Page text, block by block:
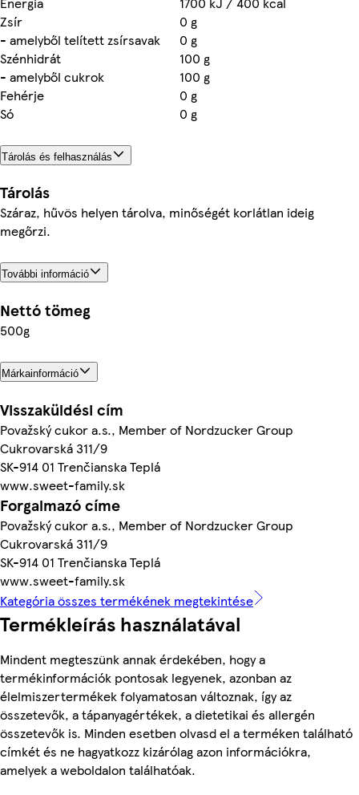
Zsír
0 g
- amelyből telített zsírsavak
0 g
Szénhidrát
100 g
- amelyből cukrok
100 g
Fehérje
0 g
Só
0 g
Tárolás és felhasználás
Tárolás
Száraz, hűvös helyen tárolva, minőségét korlátlan ideig
megőrzi.
További információ
Nettó tömeg
500g
Márkainformáció
Visszaküldési cím
Považský cukor a.s., Member of Nordzucker Group
Cukrovarská 311/9
SK-914 01 Trenčianska Teplá
www.sweet-family.sk
Forgalmazó címe
Považský cukor a.s., Member of Nordzucker Group
Cukrovarská 311/9
SK-914 01 Trenčianska Teplá
www.sweet-family.sk
Kategória összes termékének megtekintése
Termékleírás használatával
Mindent megteszünk annak érdekében, hogy a
termékinformációk pontosak legyenek, azonban az
élelmiszertermékek folyamatosan változnak, így az
összetevők, a tápanyagértékek, a dietetikai és allergén
összetevők is. Minden esetben olvasd el a terméken található
címkét és ne hagyatkozz kizárólag azon információkra,
amelyek a weboldalon találhatóak.